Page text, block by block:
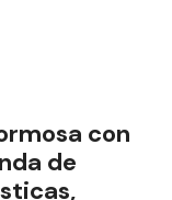
con
de